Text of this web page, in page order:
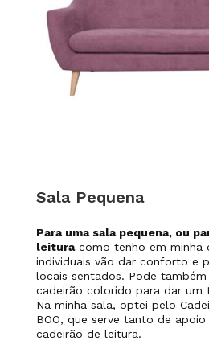
Sala Pequena
Para uma sala pequena, ou
leituracomo tenho em minha
individuais vão dar conforto e
locais sentados. Pode
cadeirão colorido para dar um
Na minha sala, optei pelo
BOO, que serve tanto de
cadeirão de leitura.